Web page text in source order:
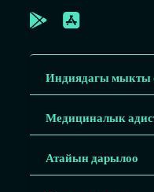
Индиядагы мыкты
Медициналык
Атайын дарылоо